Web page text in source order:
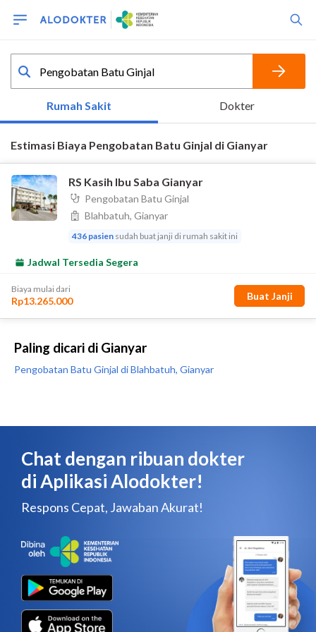
Paling dicari di Gianyar
Pengobatan Batu Ginjal di Blahbatuh, Gianyar